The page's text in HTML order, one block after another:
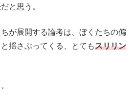
と思う。
が展開する論考は、ぼくたちの偏
揺さぶってくる、とてもスリリン